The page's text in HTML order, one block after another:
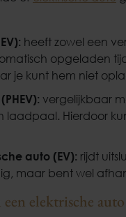
heeft zowel een
opgeladen
je kunt hem niet
vergelijkbaar
laadpaal. Hierdoor
auto (EV): rijdt
maar bent wel
elektrische auto